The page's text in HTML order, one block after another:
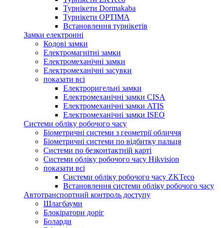
Турнікети Dormakaba
Турнікети OPTIMA
Встановлення турнікетів
Замки електронні
Кодові замки
Електромагнітні замки
Електромеханічні замки
Електромеханічні засувки
показати всі
Електроригельні замки
Електромеханічні замки CISA
Електромеханічні замки ATIS
Електромеханічні замки ISEO
Системи обліку робочого часу
Біометричні системи з геометрії обличчя
Біометричні системи по відбитку пальця
Системи по безконтактній карті
Системи обліку робочого часу Hikvision
показати всі
Системи обліку робочого часу ZKTeco
Встановлення системи обліку робочого часу
Автотранспортний контроль доступу
Шлагбауми
Блокіратори доріг
Боларди